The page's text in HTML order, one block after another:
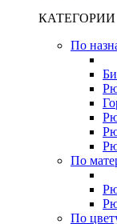
КАТЕГОРИИ
По
По
По